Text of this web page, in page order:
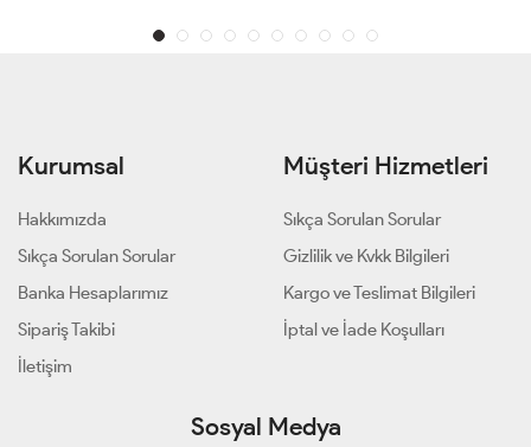
Kurumsal
Hakkımızda
Sıkça Sorulan Sorular
Banka Hesaplarımız
Sipariş Takibi
İletişim
Müşteri Hizmetleri
Sıkça Sorulan Sorular
Gizlilik ve Kvkk Bilgileri
Kargo ve Teslimat Bilgileri
İptal ve İade Koşulları
Sosyal Medya